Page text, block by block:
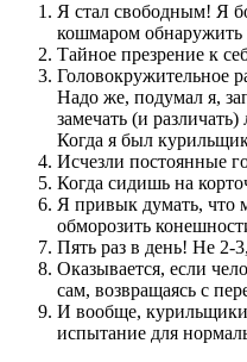
Я стал свободным! Я
кошмаром обнаружить
Тайное презрение к
Головокружительное
Надо же, подумал я,
замечать (и
Когда я был
Исчезли постоянные
Когда сидишь на
Я привык думать, что
обморозить
Пять раз в день! Не 2-
Оказывается, если
сам, возвращаясь с
И вообще,
испытание для